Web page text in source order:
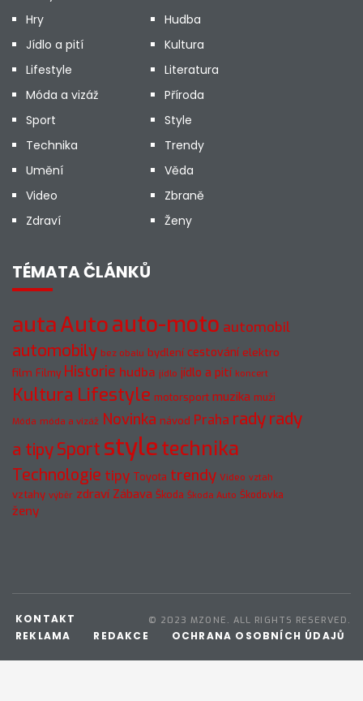
Hry
Hudba
Jídlo a pití
Kultura
Lifestyle
Literatura
Móda a vizáž
Příroda
Sport
Style
Technika
Trendy
Umění
Věda
Video
Zbraně
Zdraví
Ženy
TÉMATA ČLÁNKŮ
autaAutoauto-moto automobil
automobily bez obalu bydlení cestování elektro
film Filmy Historie hudba jídlo jídlo a pití koncert
Kultura Lifestyle motorsport muzika muži
Móda móda a vizáž Novinka návod Praha radyrady
a tipySport styletechnika
Technologie tipy Toyota trendy Video vztah
vztahy výběr zdraví Zábava Škoda Škoda Auto Škodovka
ženy
© 2023 MZONE. ALL RIGHTS RESERVED.
KONTAKT
REKLAMA
REDAKCE OCHRANA OSOBNÍCH ÚDAJŮ